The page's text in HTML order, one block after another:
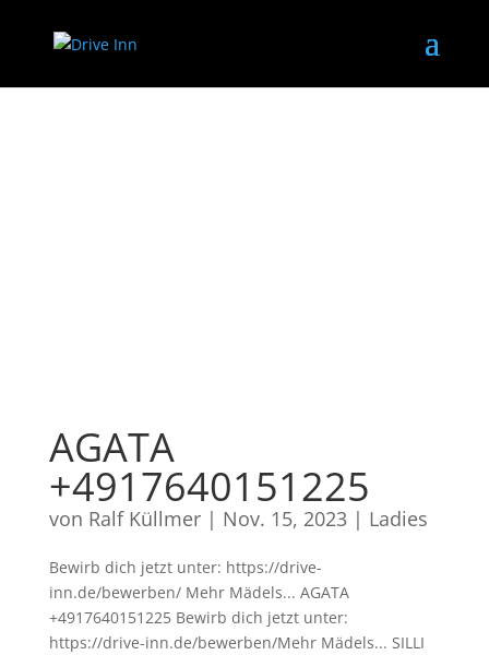
AGATA
+4917640151225
von Ralf Küllmer| Nov. 15, 2023| Ladies
Bewirb dich jetzt unter: https://drive-
inn.de/bewerben/ Mehr Mädels... AGATA
+4917640151225 Bewirb dich jetzt unter:
https://drive-inn.de/bewerben/Mehr Mädels... SILLI